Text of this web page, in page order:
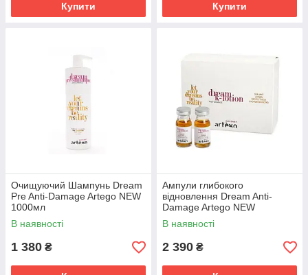
Купити Купити
Очищуючий Шампунь Dream
Pre Anti-Damage Artego NEW
1000мл
В наявності
1 380 ₴
Ампули глибокого
відновлення Dream Anti-
Damage Artego NEW
12штх8мл
В наявності
2 390 ₴